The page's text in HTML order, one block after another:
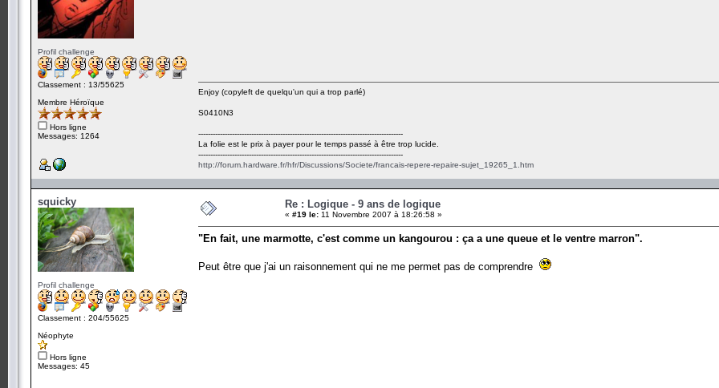
Profil challenge
Classement : 13/55625
Membre Héroïque
Hors ligne
Messages: 1264
Enjoy (copyleft de quelqu'un qui a trop parlé)
S0410N3
-------------------------------------------------------------------------------------
La folie est le prix à payer pour le temps passé à être trop lucide.
-------------------------------------------------------------------------------------
http://forum.hardware.fr/hfr/Discussions/Societe/francais-repere-repaire-sujet_19265_1.htm
squicky
Profil challenge
Classement : 204/55625
Néophyte
Hors ligne
Messages: 45
Re : Logique - 9 ans de logique
« #19 le: 11 Novembre 2007 à 18:26:58 »
"En fait, une marmotte, c'est comme un kangourou : ça a une queue et le ventre marron".
Peut être que j'ai un raisonnement qui ne me permet pas de comprendre